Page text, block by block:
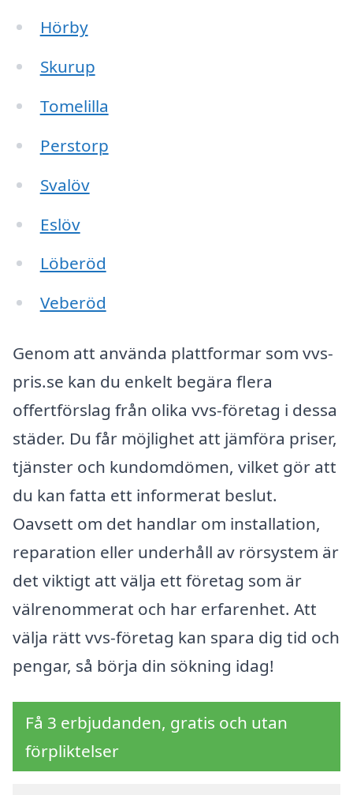
Hörby
Skurup
Tomelilla
Perstorp
Svalöv
Eslöv
Löberöd
Veberöd
Genom att använda plattformar som vvs-
pris.se kan du enkelt begära flera
offertförslag från olika vvs-företag i dessa
städer. Du får möjlighet att jämföra priser,
tjänster och kundomdömen, vilket gör att
du kan fatta ett informerat beslut.
Oavsett om det handlar om installation,
reparation eller underhåll av rörsystem är
det viktigt att välja ett företag som är
välrenommerat och har erfarenhet. Att
välja rätt vvs-företag kan spara dig tid och
pengar, så börja din sökning idag!
Få 3 erbjudanden, gratis och utan
förpliktelser